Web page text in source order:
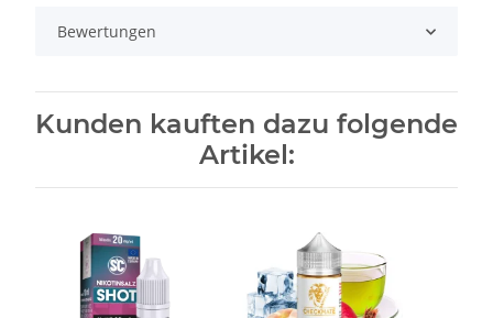
Bewertungen
Kunden kauften dazu folgende
Artikel: